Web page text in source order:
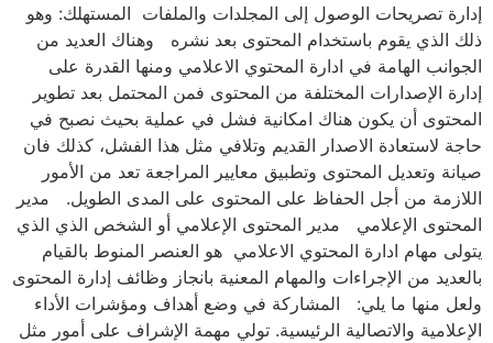
إدارة تصريحات الوصول إلى المجلدات والملفات المستهلك: وهو
ذلك الذي يقوم باستخدام المحتوى بعد نشره وهناك العديد من
الجوانب الهامة في ادارة المحتوي الاعلامي ومنها القدرة على
إدارة الإصدارات المختلفة من المحتوى فمن المحتمل بعد تطوير
المحتوى أن يكون هناك امكانية فشل في عملية بحيث نصبح في
حاجة لاستعادة الاصدار القديم وتلافي مثل هذا الفشل، كذلك فان
صيانة وتعديل المحتوى وتطبيق معايير المراجعة تعد من الأمور
اللازمة من أجل الحفاظ على المحتوى على المدى الطويل. مدير
المحتوى الإعلامي مدير المحتوى الإعلامي أو الشخص الذي الذي
يتولى مهام ادارة المحتوي الاعلامي هو العنصر المنوط بالقيام
بالعديد من الإجراءات والمهام المعنية بانجاز وظائف إدارة المحتوى
ولعل منها ما يلي: المشاركة في وضع أهداف ومؤشرات الأداء
الإعلامية والاتصالية الرئيسية. تولي مهمة الإشراف على أمور مثل